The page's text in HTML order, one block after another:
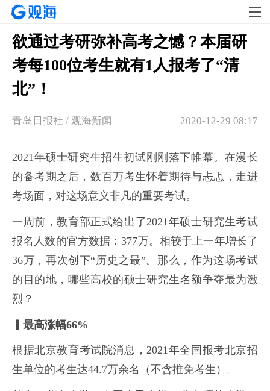
欲通过考研弥补高考之憾？本届研
考每100位考生就有1人报考了“清
北”！
2020-12-29 08:17
青岛日报社 / 观海新闻
2021年硕士研究生招生初试刚刚落下帷幕。在漫长
的备考期之后，数百万考生怀着期待与忐忑，走进
考场面，对这场意义非凡的重要考试。
一周前，教育部正式给出了2021年硕士研究生考试
报名人数的官方数据：377万。相较于上一年增长了
36万，再次创下“历史之最”。那么，作为这场考试
的目的地，哪些高校的硕士研究生名额争夺最为激
烈？
▎最高涨幅66%
根据北京教育考试院消息，2021年全国报考北京招
生单位的考生达44.7万余名（不含推免考生）。